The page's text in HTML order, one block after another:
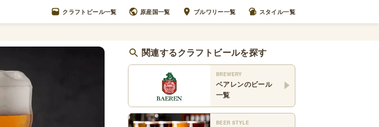
クラフトビール一覧 原産国一覧 ブルワリー一覧 スタイル一覧
関連するクラフトビールを探す
BREWERY
ベアレンのビール
一覧
BEER STYLE